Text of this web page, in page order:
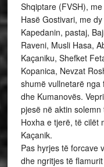
Shqiptare (FVSH),
Hasë Gostivari, me
Kapedanin, pastaj,
Raveni, Musli Hasa,
Kaçaniku, Shefket
Kopanica, Nevzat
shumë vullnetarë nga
dhe Kumanovës.
pjesë në aktin
Hoxha e tjerë, të cilët
Kaçanik.
Pas hyrjes të forcave
dhe ngritjes të